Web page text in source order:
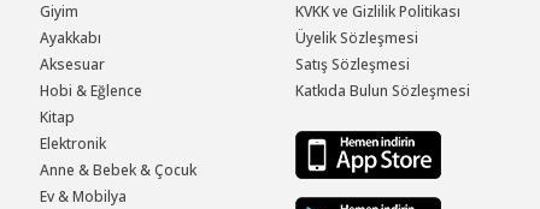
Giyim
Ayakkabı
Aksesuar
Hobi & Eğlence
Kitap
Elektronik
Anne & Bebek & Çocuk
Ev & Mobilya
KVKK ve Gizlilik Politikası
Üyelik Sözleşmesi
Satış Sözleşmesi
Katkıda Bulun Sözleşmesi